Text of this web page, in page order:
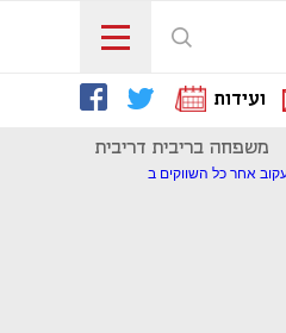
ועידות
משפחה בריבית דריבית